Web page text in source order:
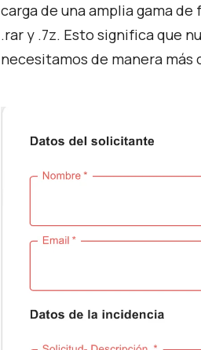
carga de una amplia gama
.rar y .7z. Esto significa que
necesitamos de manera